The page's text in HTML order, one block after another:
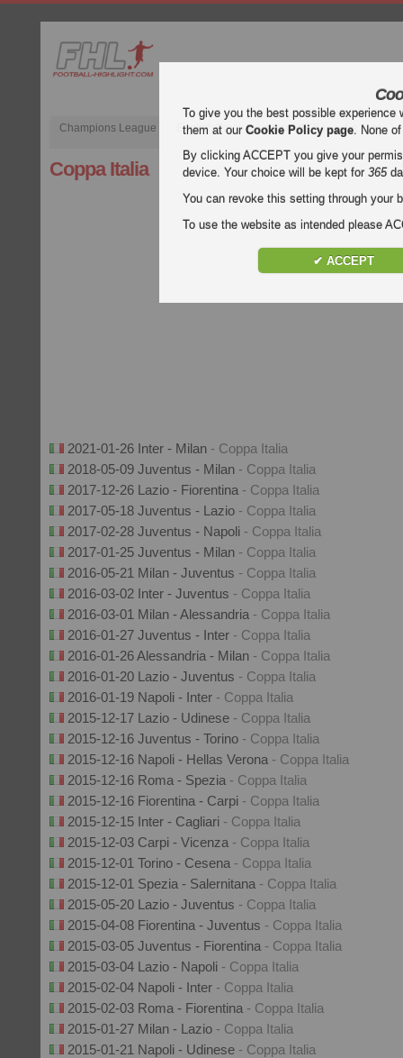
Champions League English Premier League (EPL) La Liga
Coppa Italia
2021-01-26 Inter - Milan - Coppa Italia
2018-05-09 Juventus - Milan - Coppa Italia
2017-12-26 Lazio - Fiorentina - Coppa Italia
2017-05-18 Juventus - Lazio - Coppa Italia
2017-02-28 Juventus - Napoli - Coppa Italia
2017-01-25 Juventus - Milan - Coppa Italia
2016-05-21 Milan - Juventus - Coppa Italia
2016-03-02 Inter - Juventus - Coppa Italia
2016-03-01 Milan - Alessandria - Coppa Italia
2016-01-27 Juventus - Inter - Coppa Italia
2016-01-26 Alessandria - Milan - Coppa Italia
2016-01-20 Lazio - Juventus - Coppa Italia
2016-01-19 Napoli - Inter - Coppa Italia
2015-12-17 Lazio - Udinese - Coppa Italia
2015-12-16 Juventus - Torino - Coppa Italia
2015-12-16 Napoli - Hellas Verona - Coppa Italia
2015-12-16 Roma - Spezia - Coppa Italia
2015-12-16 Fiorentina - Carpi - Coppa Italia
2015-12-15 Inter - Cagliari - Coppa Italia
2015-12-03 Carpi - Vicenza - Coppa Italia
2015-12-01 Torino - Cesena - Coppa Italia
2015-12-01 Spezia - Salernitana - Coppa Italia
2015-05-20 Lazio - Juventus - Coppa Italia
2015-04-08 Fiorentina - Juventus - Coppa Italia
2015-03-05 Juventus - Fiorentina - Coppa Italia
2015-03-04 Lazio - Napoli - Coppa Italia
2015-02-04 Napoli - Inter - Coppa Italia
2015-02-03 Roma - Fiorentina - Coppa Italia
2015-01-27 Milan - Lazio - Coppa Italia
2015-01-21 Napoli - Udinese - Coppa Italia
To give you the best possible
them at ourCookie Policy page. None
By clicking ACCEPT you give your
device. Your choice will be kept for365
You can revoke this setting through your
To use the website as intended please
✔ ACCEPT